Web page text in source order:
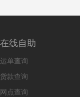
在线自助
运单查询
货款查询
网点查询